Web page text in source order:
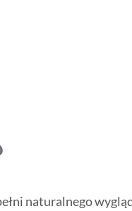
naturalnego